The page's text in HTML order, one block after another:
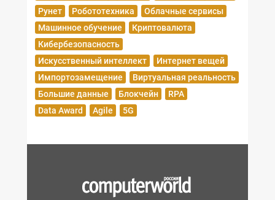
Рунет
Робототехника
Облачные сервисы
Машинное обучение
Криптовалюта
Кибербезопасность
Искусственный интеллект
Интернет вещей
Импортозамещение
Виртуальная реальность
Большие данные
Блокчейн
RPA
Data Award
Agile 5G